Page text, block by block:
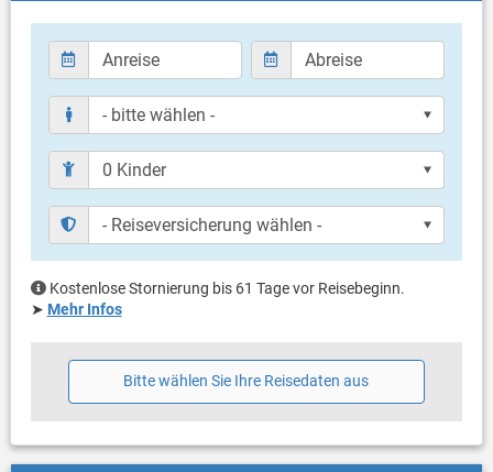
Kostenlose Stornierung bis 61 Tage vor Reisebeginn.
➤ Mehr Infos
Bitte wählen Sie Ihre Reisedaten aus